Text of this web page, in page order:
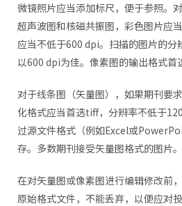
微镜照片应当添加标尺，便于参照。
超声波图和核磁共振图，彩色图片应
应当不低于600 dpi。扫描的图片的分
以600 dpi为佳。像素图的输出格式首
对于线条图（矢量图），如果期刊要
化格式应当首选tiff，分辨率不低于
过源文件格式（例如Excel或
存。多数期刊接受矢量图格式的图片。
在对矢量图或像素图进行编辑修改前
原始格式文件，不能丢弃，以便应对